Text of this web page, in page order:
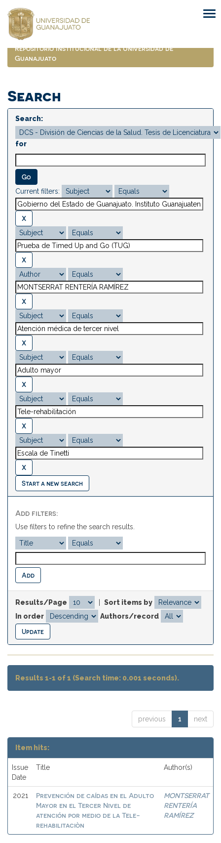
navigation
Repositorio Institucional de la Universidad de
Guanajuato
Search
Search:
for
Current filters:
Start a new search
Add filters:
Use filters to refine the search results.
Results/Page
Sort items by
In order
Authors/record
Results 1-1 of 1 (Search time: 0.001 seconds).
previous 1 next
Item hits:
Issue
Date
Title Author(s)
2021
Prevención de caídas en el Adulto
Mayor en el Tercer Nivel de
atención por medio de la Tele-
rehabilitaciòn
MONTSERRAT
RENTERÍA
RAMÍREZ